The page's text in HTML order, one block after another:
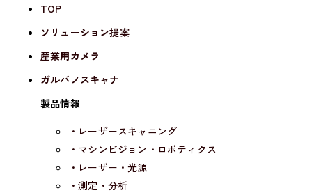
TOP
ソリューション提案
産業用カメラ
ガルバノスキャナ
製品情報
・レーザースキャニング
・マシンビジョン・ロボティクス
・レーザー・光源
・測定・分析